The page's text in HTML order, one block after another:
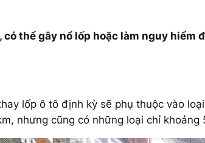
thể gây nổ lốp hoặc làm nguy
lốp ô tô định kỳ sẽ phụ thuộc vào
nhưng cũng có những loại chỉ khoảng